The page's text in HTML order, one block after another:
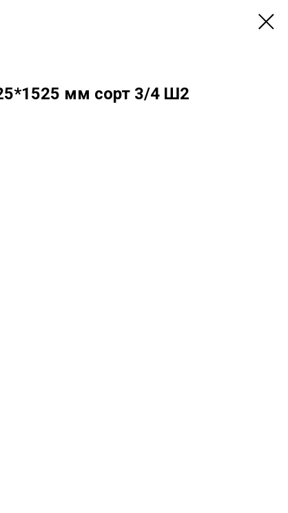
мм сорт 3/4 Ш2